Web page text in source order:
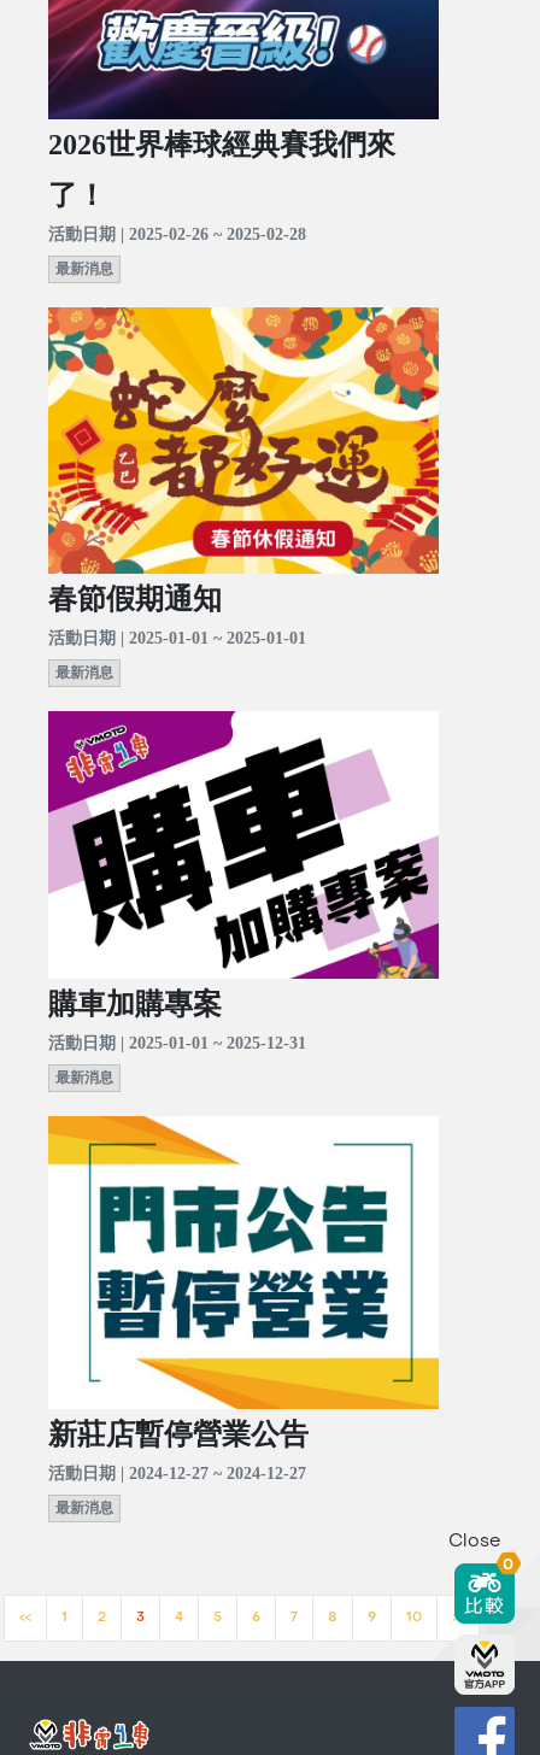
2026世界棒球經典賽我們來
了！
活動日期 | 2025-02-26 ~ 2025-02-28
最新消息
春節假期通知
活動日期 | 2025-01-01 ~ 2025-01-01
最新消息
購車加購專案
活動日期 | 2025-01-01 ~ 2025-12-31
最新消息
新莊店暫停營業公告
活動日期 | 2024-12-27 ~ 2024-12-27
最新消息
<< 1 2 3 4 5 6 7 8 9 10 >>
Close
0